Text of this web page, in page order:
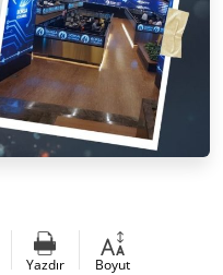
Yazdır Boyut